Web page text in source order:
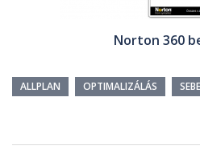
Norton 360
ALLPLAN OPTIMALIZÁLÁS